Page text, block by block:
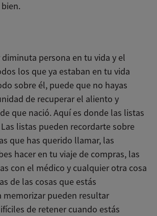
diminuta persona en tu vida y el
los que ya estaban en tu vida
sobre él, puede que no hayas
de recuperar el aliento y
que nació. Aquí es donde las listas
listas pueden recordarte sobre
que has querido llamar, las
hacer en tu viaje de compras, las
con el médico y cualquier otra cosa
de las cosas que estás
memorizar pueden resultar
de retener cuando estás